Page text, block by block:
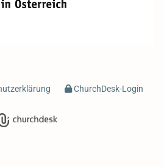
ChurchDesk-Login